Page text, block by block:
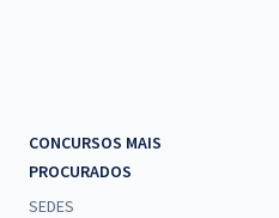
CONCURSOS MAIS
PROCURADOS
SEDES